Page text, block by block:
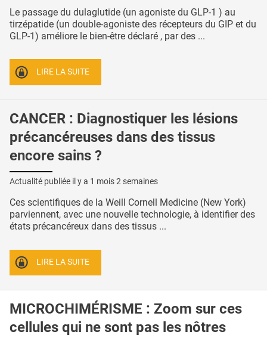
Le passage du dulaglutide (un agoniste du GLP-1 ) au
tirzépatide (un double-agoniste des récepteurs du GIP et du
GLP-1) améliore le bien-être déclaré , par des ...
LIRE LA SUITE
CANCER : Diagnostiquer les lésions
précancéreuses dans des tissus
encore sains ?
Actualité publiée il y a 1 mois 2 semaines
Ces scientifiques de la Weill Cornell Medicine (New York)
parviennent, avec une nouvelle technologie, à identifier des
états précancéreux dans des tissus ...
LIRE LA SUITE
MICROCHIMÉRISME : Zoom sur ces
cellules qui ne sont pas les nôtres